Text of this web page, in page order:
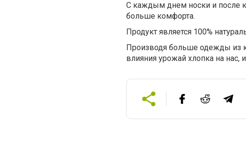
С каждым днем носки и после
больше комфорта.
Продукт является 100%
Производя больше одежды из
влияния урожай хлопка на